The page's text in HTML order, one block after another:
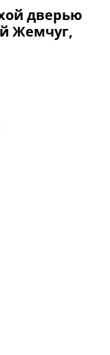
дверью
Жемчуг,